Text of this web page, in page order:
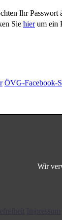
Wir
Ihr
Sie hierum ein
ÖVG-Facebook-